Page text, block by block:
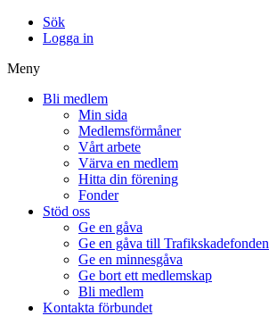
Sök
Logga in
Meny
Bli medlem
Min sida
Medlemsförmåner
Vårt arbete
Värva en medlem
Hitta din förening
Fonder
Stöd oss
Ge en gåva
Ge en gåva till Trafikskadefonden
Ge en minnesgåva
Ge bort ett medlemskap
Bli medlem
Kontakta förbundet